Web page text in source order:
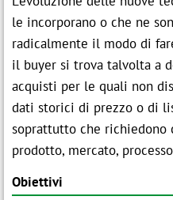
le incorporano o che ne
radicalmente il modo di
il buyer si trova talvolta a
acquisti per le quali non
dati storici di prezzo o di
soprattutto che richiedono
prodotto, mercato,
Obiettivi